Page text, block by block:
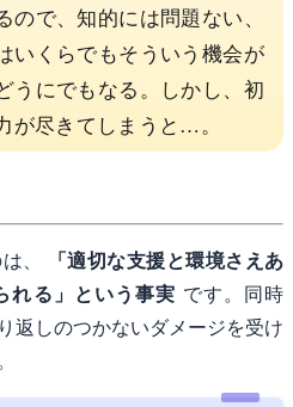
ので、知的には問題ない、
いくらでもそういう機会が
うにでもなる。しかし、初
が尽きてしまうと…。
、
「適切な支援と環境さえあ
れる」という事実 です。同時
返しのつかないダメージを受け